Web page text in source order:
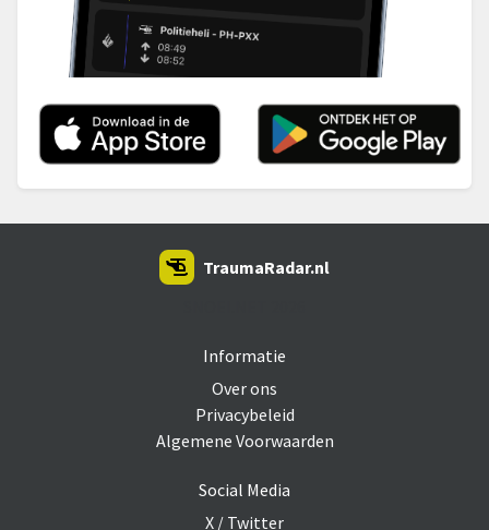
Informatie
Over ons
Privacybeleid
Algemene Voorwaarden
Social Media
X / Twitter
TraumaRadar.nl